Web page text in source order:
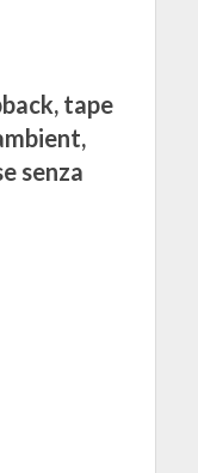
tape
senza